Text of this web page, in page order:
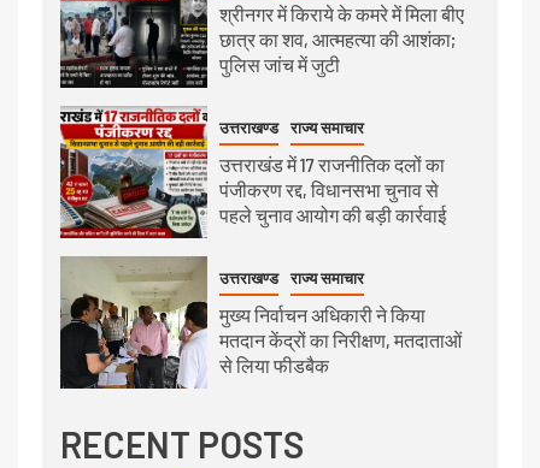
श्रीनगर में किराये के कमरे में मिला बीए
छात्र का शव, आत्महत्या की आशंका;
पुलिस जांच में जुटी
उत्तराखण्ड राज्य समाचार
उत्तराखंड में 17 राजनीतिक दलों का
पंजीकरण रद्द, विधानसभा चुनाव से
पहले चुनाव आयोग की बड़ी कार्रवाई
उत्तराखण्ड राज्य समाचार
मुख्य निर्वाचन अधिकारी ने किया
मतदान केंद्रों का निरीक्षण, मतदाताओं
से लिया फीडबैक
RECENT POSTS